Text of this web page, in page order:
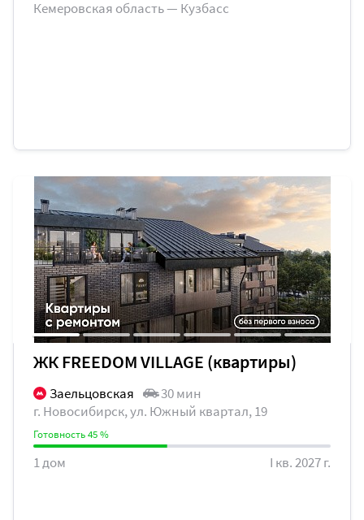
Кемеровская область — Кузбасс
ЖК FREEDOM VILLAGE (квартиры)
Заельцовская
30 мин
г. Новосибирск, ул. Южный квартал, 19
Готовность 45 %
1 дом I кв. 2027 г.